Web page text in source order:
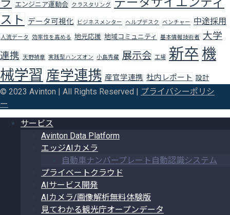
エンジニア運動会 クラスタリング
スト
データ可視化 ビジネスメンター ヘルプデスク ベンチャー 中途採用
人流データ 効率性を高める 地元応援 地域コミュニティ 基本情報技術者
大学
連携 天野禎章 実践型ハンズオン 小島秀藏 展示会 工場 新卒 機
械学習 産学連携 産官学連携 社内レポート 設計
© 2023 Avinton | All Rights Reserved | プライバシーポリシ
ー
サービス
Avinton Data Platform
エッジAIカメラ
自動車ナンバープレート自動認識システム
プライベートクラウド
AIサービス開発
AIカメラ/画像解析無料体験版
見てわかる観光庁オープンデータ